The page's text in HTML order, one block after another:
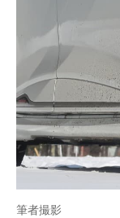
筆者撮影